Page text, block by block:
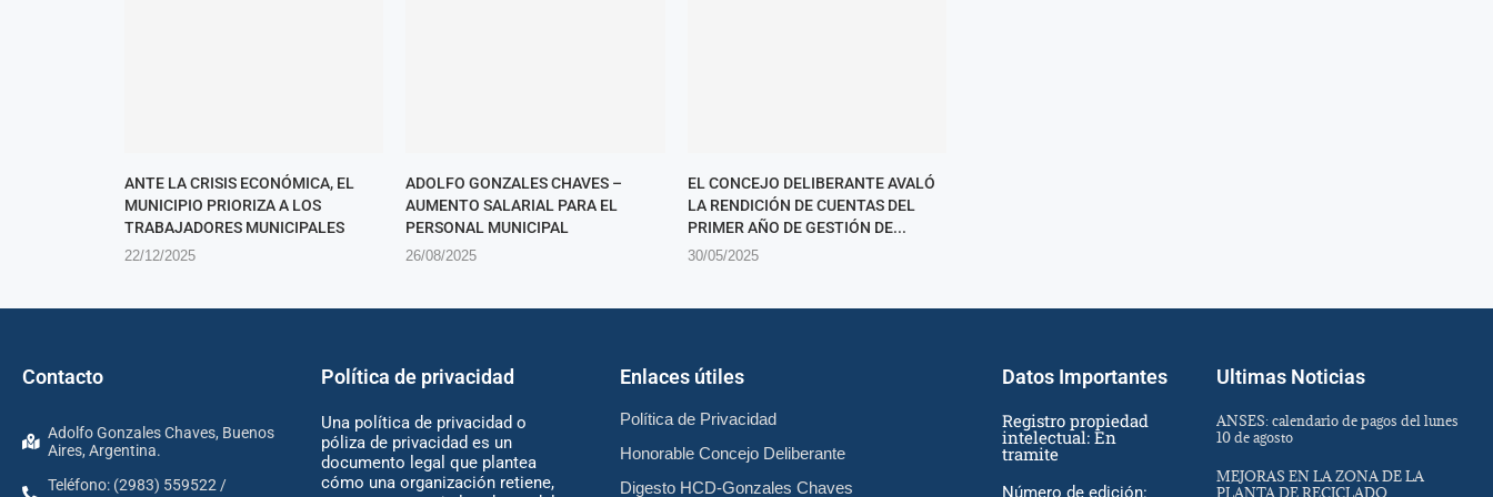
ANTE LA CRISIS ECONÓMICA, EL
MUNICIPIO PRIORIZA A LOS
TRABAJADORES MUNICIPALES
22/12/2025
ADOLFO GONZALES CHAVES –
AUMENTO SALARIAL PARA EL
PERSONAL MUNICIPAL
26/08/2025
EL CONCEJO DELIBERANTE AVALÓ
LA RENDICIÓN DE CUENTAS DEL
PRIMER AÑO DE GESTIÓN DE...
30/05/2025
Contacto
Adolfo Gonzales Chaves, Buenos
Aires, Argentina.
Teléfono: (2983) 559522 /
Política de privacidad
Una política de privacidad o
póliza de privacidad es un
documento legal que plantea
cómo una organización retiene,
Enlaces útiles
Política de Privacidad
Honorable Concejo Deliberante
Digesto HCD-Gonzales Chaves
Datos Importantes
Registro propiedad
intelectual: En
tramite
Número de edición:
Ultimas Noticias
ANSES: calendario de pagos del lunes
10 de agosto
MEJORAS EN LA ZONA DE LA
PLANTA DE RECICLADO